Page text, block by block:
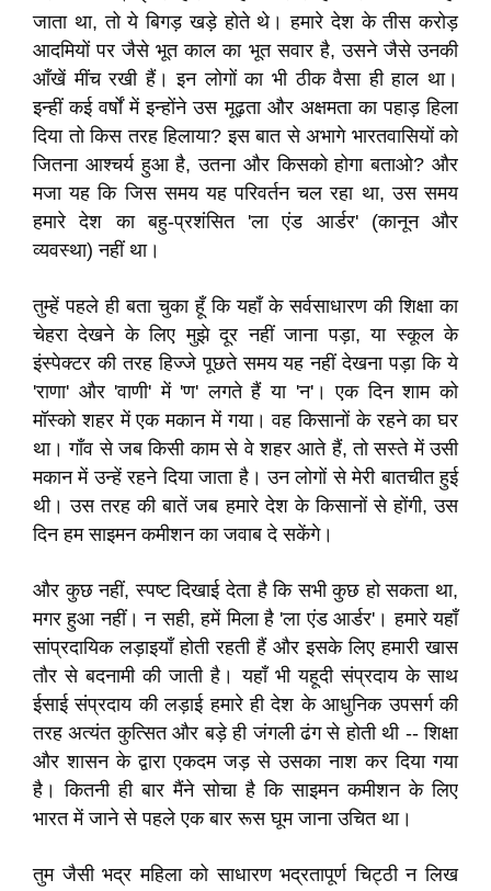
जाता था, तो ये बिगड़ खड़े होते थे। हमारे देश के तीस करोड़
आदमियों पर जैसे भूत काल का भूत सवार है, उसने जैसे उनकी
आँखें मींच रखी हैं। इन लोगों का भी ठीक वैसा ही हाल था।
इन्हीं कई वर्षों में इन्होंने उस मूढ़ता और अक्षमता का पहाड़ हिला
दिया तो किस तरह हिलाया? इस बात से अभागे भारतवासियों को
जितना आश्चर्य हुआ है, उतना और किसको होगा बताओ? और
मजा यह कि जिस समय यह परिवर्तन चल रहा था, उस समय
हमारे देश का बहु-प्रशंसित 'ला एंड आर्डर' (कानून और
व्यवस्था) नहीं था।
तुम्हें पहले ही बता चुका हूँ कि यहाँ के सर्वसाधारण की शिक्षा का
चेहरा देखने के लिए मुझे दूर नहीं जाना पड़ा, या स्कूल के
इंस्पेक्टर की तरह हिज्जे पूछते समय यह नहीं देखना पड़ा कि ये
'राणा' और 'वाणी' में 'ण' लगते हैं या 'न'। एक दिन शाम को
मॉस्को शहर में एक मकान में गया। वह किसानों के रहने का घर
था। गाँव से जब किसी काम से वे शहर आते हैं, तो सस्ते में उसी
मकान में उन्हें रहने दिया जाता है। उन लोगों से मेरी बातचीत हुई
थी। उस तरह की बातें जब हमारे देश के किसानों से होंगी, उस
दिन हम साइमन कमीशन का जवाब दे सकेंगे।
और कुछ नहीं, स्पष्ट दिखाई देता है कि सभी कुछ हो सकता था,
मगर हुआ नहीं। न सही, हमें मिला है 'ला एंड आर्डर'। हमारे यहाँ
सांप्रदायिक लड़ाइयाँ होती रहती हैं और इसके लिए हमारी खास
तौर से बदनामी की जाती है। यहाँ भी यहूदी संप्रदाय के साथ
ईसाई संप्रदाय की लड़ाई हमारे ही देश के आधुनिक उपसर्ग की
तरह अत्यंत कुत्सित और बड़े ही जंगली ढंग से होती थी -- शिक्षा
और शासन के द्वारा एकदम जड़ से उसका नाश कर दिया गया
है। कितनी ही बार मैंने सोचा है कि साइमन कमीशन के लिए
भारत में जाने से पहले एक बार रूस घूम जाना उचित था।
तुम जैसी भद्र महिला को साधारण भद्रतापूर्ण चिट्ठी न लिख